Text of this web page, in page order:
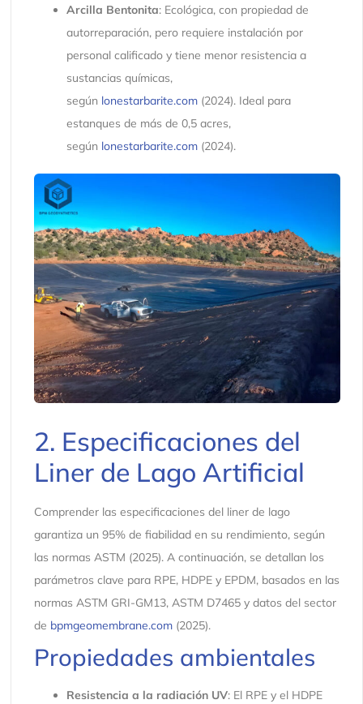
Arcilla Bentonita: Ecológica, con propiedad de
autorreparación, pero requiere instalación por
personal calificado y tiene menor resistencia a
sustancias químicas,
según lonestarbarite.com(2024). Ideal para
estanques de más de 0,5 acres,
según lonestarbarite.com(2024).
2. Especificaciones del
Liner de Lago Artificial
Comprender las especificaciones del liner de lago
garantiza un 95% de fiabilidad en su rendimiento, según
las normas ASTM (2025). A continuación, se detallan los
parámetros clave para RPE, HDPE y EPDM, basados en las
normas ASTM GRI-GM13, ASTM D7465 y datos del sector
de bpmgeomembrane.com(2025).
Propiedades ambientales
Resistencia a la radiación UV: El RPE y el HDPE